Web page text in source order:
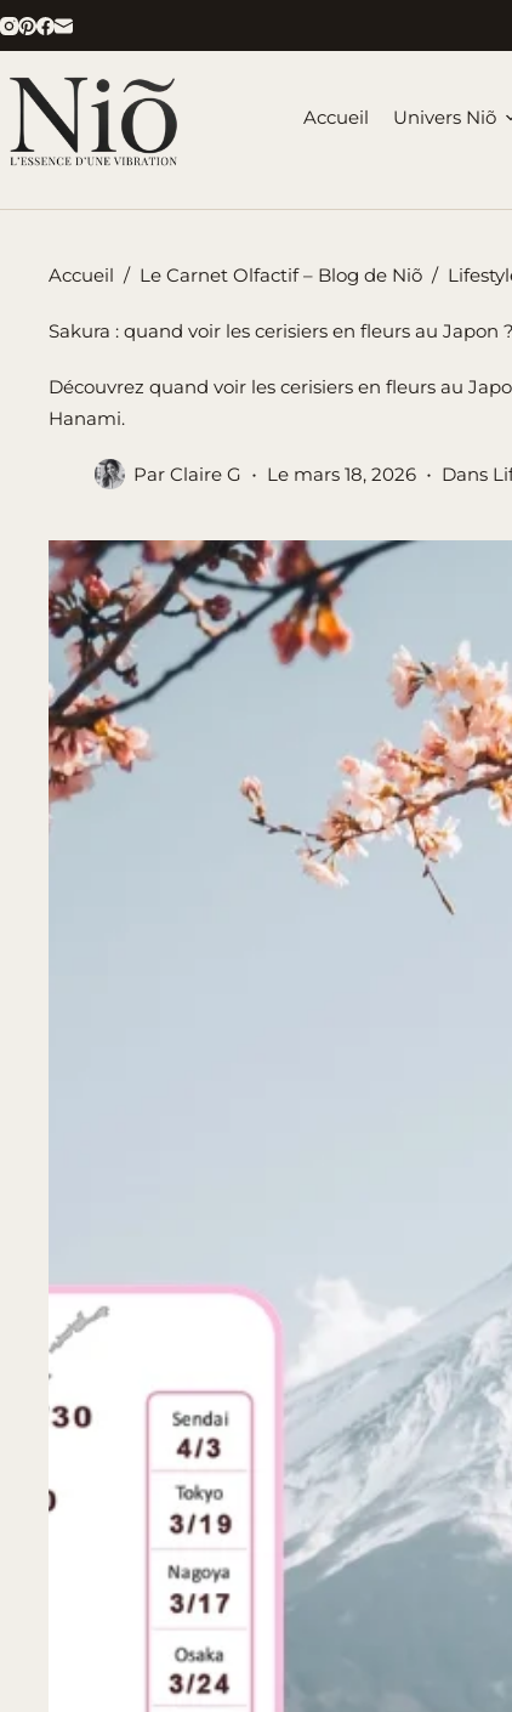
Passer
au
contenu
Accueil Univers Niõ
Accueil / Le Carnet Olfactif – Blog de Niõ /
Sakura : quand voir les cerisiers en fleurs au Japon
Découvrez quand voir les cerisiers en fleurs au
Hanami.
Par Claire G Le mars 18, 2026 Dans